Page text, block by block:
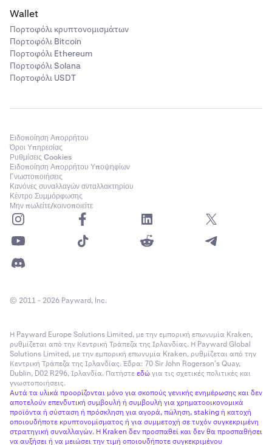
Wallet
Πορτοφόλι κρυπτονομισμάτων
Πορτοφόλι Bitcoin
Πορτοφόλι Ethereum
Πορτοφόλι Solana
Πορτοφόλι USDT
Ειδοποίηση Απορρήτου
Όροι Υπηρεσίας
Ρυθμίσεις Cookies
Ειδοποίηση Απορρήτου Υποψηφίων
Γνωστοποιήσεις
Κανόνες συναλλαγών ανταλλακτηρίου
Κέντρο Συμμόρφωσης
Μην πωλείτε/κοινοποιείτε
© 2011 - 2026 Payward, Inc.
Η Payward Europe Solutions Limited, με την εμπορική επωνυμία Kraken,
ρυθμίζεται από την Κεντρική Τράπεζα της Ιρλανδίας. Η Payward Global
Solutions Limited, με την εμπορική επωνυμία Kraken, ρυθμίζεται από την
Κεντρική Τράπεζα της Ιρλανδίας. Έδρα: 70 Sir John Rogerson’s Quay,
Dublin, D02 R296, Ιρλανδία. Πατήστεεδώγια τις σχετικές πολιτικές και
γνωστοποιήσεις.
Αυτά τα υλικά προορίζονται μόνο για σκοπούς γενικής ενημέρωσης και δεν
αποτελούν επενδυτική συμβουλή ή συμβουλή για χρηματοοικονομικά
προϊόντα ή σύσταση ή πρόσκληση για αγορά, πώληση, staking ή κατοχή
οποιουδήποτε κρυπτονομίσματος ή για συμμετοχή σε τυχόν συγκεκριμένη
στρατηγική συναλλαγών. Η Kraken δεν προσπαθεί και δεν θα προσπαθήσει
να αυξήσει ή να μειώσει την τιμή οποιουδήποτε συγκεκριμένου